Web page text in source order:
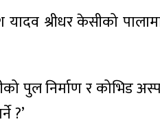
यादव श्रीधर केसीको
पुल निर्माण र कोभिड
?’